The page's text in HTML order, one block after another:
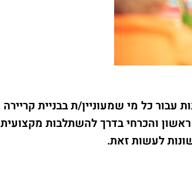
עבור כל מי שמעוניין/ת בבניית קריירה
והכרחי בדרך להשתלבות מקצועית
לעשות זאת.